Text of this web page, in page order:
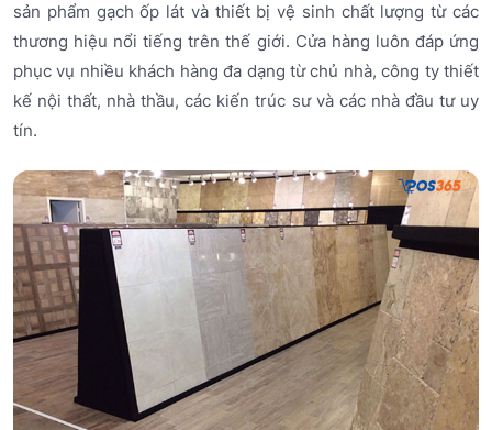
sản phẩm gạch ốp lát và thiết bị vệ sinh chất lượng từ các
thương hiệu nổi tiếng trên thế giới. Cửa hàng luôn đáp ứng
phục vụ nhiều khách hàng đa dạng từ chủ nhà, công ty thiết
kế nội thất, nhà thầu, các kiến trúc sư và các nhà đầu tư uy
tín.